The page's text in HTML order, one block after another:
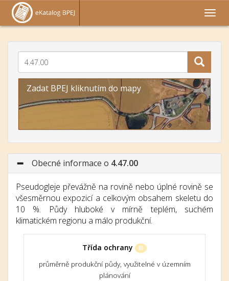
Zadat BPEJ kliknutím do mapy
Obecné informace o 4.47.00
Pseudogleje převážně na rovině nebo úplné rovině se
všesměrnou expozicí a celkovým obsahem skeletu do
10 %. Půdy hluboké v mírně teplém, suchém
klimatickém regionu a málo produkční.
Třída ochrany III
průměrně produkční půdy, využitelné v územním
plánování